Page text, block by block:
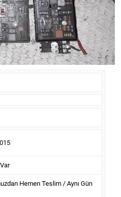
Hemen Teslim / Aynı Gün